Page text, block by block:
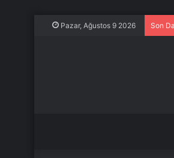
Pazar, Ağustos 9 2026 Son